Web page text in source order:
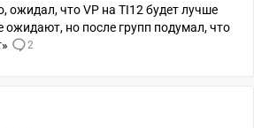
ожидал, что VP на TI12 будет лучше
ожидают, но после групп подумал, что
2